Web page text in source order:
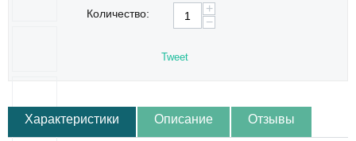
Количество:
+
−
Tweet
Характеристики Описание Отзывы